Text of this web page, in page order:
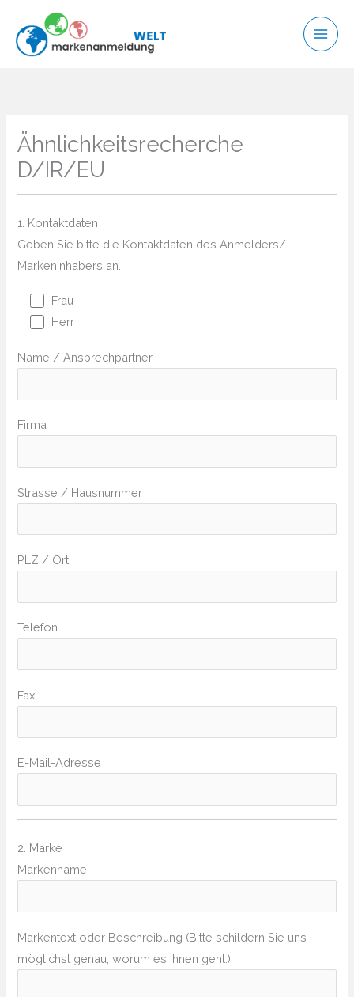
Inhalt
springen
Ähnlichkeitsrecherche
D/IR/EU
1. Kontaktdaten
Geben Sie bitte die Kontaktdaten des Anmelders/
Markeninhabers an.
Frau
Herr
Name / Ansprechpartner
Firma
Strasse / Hausnummer
PLZ / Ort
Telefon
Fax
E-Mail-Adresse
2. Marke
Markenname
Markentext oder Beschreibung (Bitte schildern Sie uns
möglichst genau, worum es Ihnen geht.)